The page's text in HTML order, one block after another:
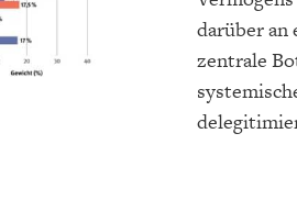
FACHKRÄFTEMANGEL
FINANZMÄRKTE
darüber an
zentrale